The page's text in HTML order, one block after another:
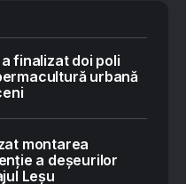
finalizat doi poli
urbană
montarea
a deșeurilor
Leșu